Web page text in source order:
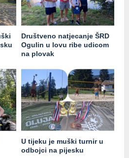
Društveno natjecanje ŠRD
Ogulin u lovu ribe udicom
na plovak
U tijeku je muški turnir u
odbojci na pijesku